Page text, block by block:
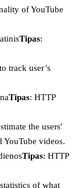
of YouTube
Tipas:
track user’s
Tipas: HTTP
the users'
YouTube videos.
Tipas: HTTP
of what